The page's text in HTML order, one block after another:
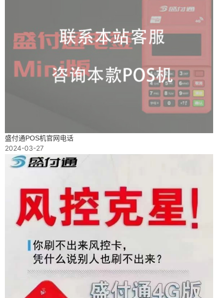
盛付通POS机官网电话
2024-03-27